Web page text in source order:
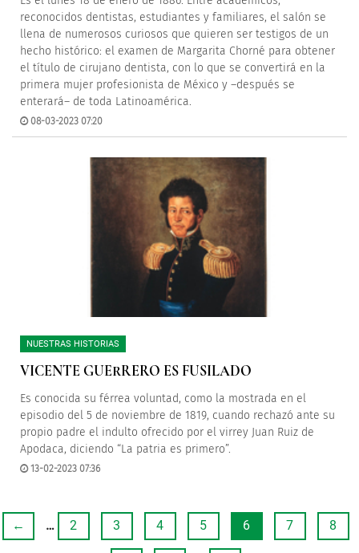
reconocidos dentistas, estudiantes y familiares, el salón se
llena de numerosos curiosos que quieren ser testigos de un
hecho histórico: el examen de Margarita Chorné para obtener
el título de cirujano dentista, con lo que se convertirá en la
primera mujer profesionista de México y –después se
enterará– de toda Latinoamérica.
08-03-2023 07:20
NUESTRAS HISTORIAS
VICENTE GUERRERO ES FUSILADO
Es conocida su férrea voluntad, como la mostrada en el
episodio del 5 de noviembre de 1819, cuando rechazó ante su
propio padre el indulto ofrecido por el virrey Juan Ruiz de
Apodaca, diciendo “La patria es primero”.
13-02-2023 07:36
← … 2 3 4 5 6 7 8